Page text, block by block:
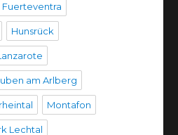
Fuerteventra
Hunsrück
am Arlberg
Montafon
Lechtal